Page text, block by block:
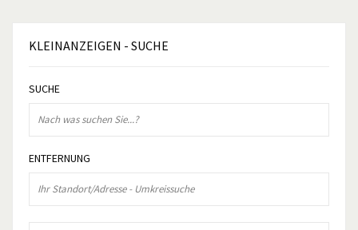
KLEINANZEIGEN - SUCHE
SUCHE
ENTFERNUNG